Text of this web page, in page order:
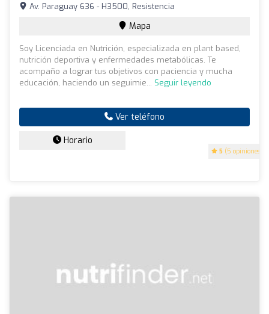
5 (5 opiniones)
Av. Paraguay 636 - H3500, Resistencia
Mapa
Soy Licenciada en Nutrición, especializada en plant based,
nutrición deportiva y enfermedades metabólicas. Te
acompaño a lograr tus objetivos con paciencia y mucha
educación, haciendo un seguimie... Seguir leyendo
Ver teléfono
Horario